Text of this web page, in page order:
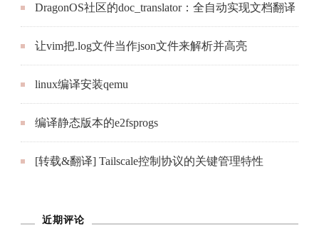
DragonOS社区的doc_translator：全自动实现文档翻译
让vim把.log文件当作json文件来解析并高亮
linux编译安装qemu
编译静态版本的e2fsprogs
[转载&翻译] Tailscale控制协议的关键管理特性
近期评论